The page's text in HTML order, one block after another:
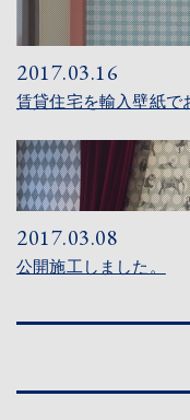
2017.03.16
賃貸住宅を輸入壁紙で
2017.03.08
公開施工しました。